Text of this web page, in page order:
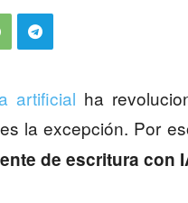
artificial ha
la excepción. Por
de escritura con